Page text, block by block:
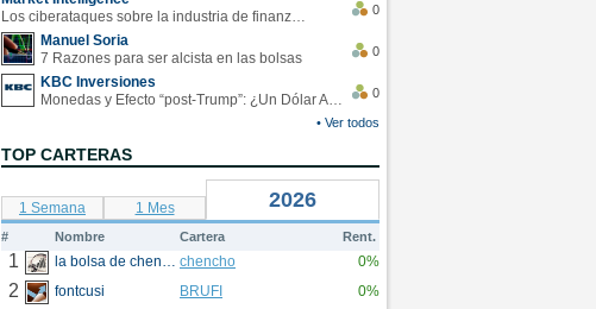
Los ciberataques sobre la industria de finanzas se han duplicado este año
0
Manuel Soria
7 Razones para ser alcista en las bolsas
0
KBC Inversiones
Monedas y Efecto “post-Trump”: ¿Un Dólar Americano operando en rangos?
0
• Ver todos
TOP CARTERAS
1 Semana 1 Mes 2026
# Nombre Cartera Rent.
1 la bolsa de chencho chencho 0%
2 fontcusi BRUFI 0%